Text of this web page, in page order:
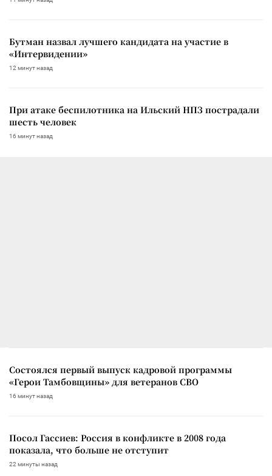
Бутман назвал лучшего кандидата на участие в
«Интервидении»
12 минут назад
При атаке беспилотника на Ильский НПЗ пострадали
шесть человек
16 минут назад
Состоялся первый выпуск кадровой программы
«Герои Тамбовщины» для ветеранов СВО
16 минут назад
Посол Гассиев: Россия в конфликте в 2008 года
показала, что больше не отступит
22 минуты назад